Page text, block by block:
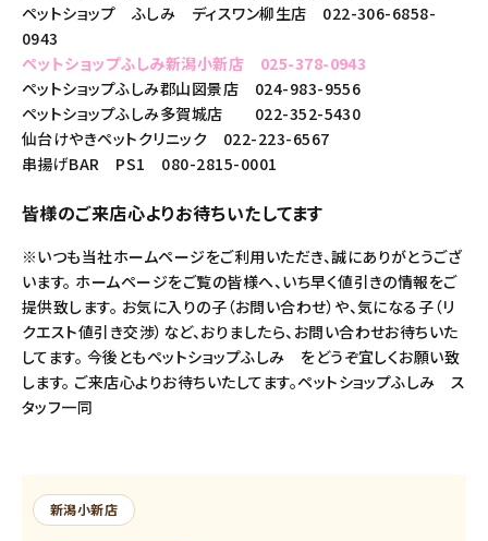
ペットショップ ふしみ ディスワン柳生店 022-306-6858-
0943
ペットショップふしみ新潟小新店 025-378-0943
ペットショップふしみ郡山図景店 024-983-9556
ペットショップふしみ多賀城店 022-352-5430
仙台けやきペットクリニック 022-223-6567
串揚げBAR PS1 080-2815-0001
皆様のご来店心よりお待ちいたしてます
※いつも当社ホームページをご利用いただき、誠にありがとうござ
います。 ホームページをご覧の皆様へ、いち早く値引きの情報をご
提供致します。 お気に入りの子（お問い合わせ）や、気になる子（リ
クエスト値引き交渉）など、おりましたら、お問い合わせお待ちいた
してます。 今後ともペットショップふしみ をどうぞ宜しくお願い致
します。 ご来店心よりお待ちいたしてます。ペットショップふしみ ス
タッフ一同
新潟小新店